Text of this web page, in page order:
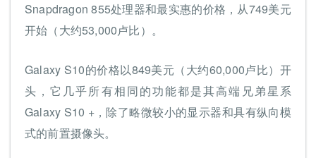
Snapdragon 855处理器和最实惠的价格，从749美元
开始（大约53,000卢比）。
Galaxy S10的价格以849美元（大约60,000卢比）开
头，它几乎所有相同的功能都是其高端兄弟星系
Galaxy S10 +，除了略微较小的显示器和具有纵向模
式的前置摄像头。